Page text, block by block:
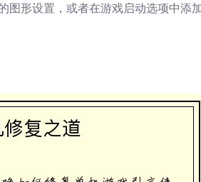
图形设置，或者在游戏启动选项中添